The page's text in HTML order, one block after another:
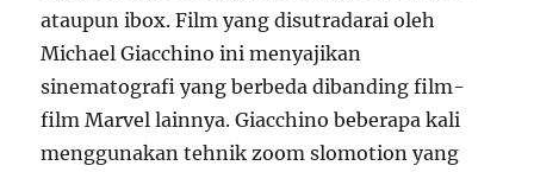
ataupun ibox. Film yang disutradarai oleh
Michael Giacchino ini menyajikan
sinematografi yang berbeda dibanding film-
film Marvel lainnya. Giacchino beberapa kali
menggunakan tehnik zoom slomotion yang